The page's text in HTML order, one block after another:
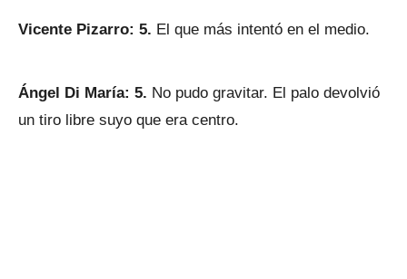
Vicente Pizarro: 5. El que más intentó en el medio.
Ángel Di María: 5. No pudo gravitar. El palo devolvió
un tiro libre suyo que era centro.